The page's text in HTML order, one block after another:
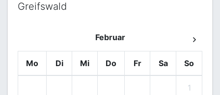
Greifswald
Februar
Mo Di Mi Do Fr Sa So
1